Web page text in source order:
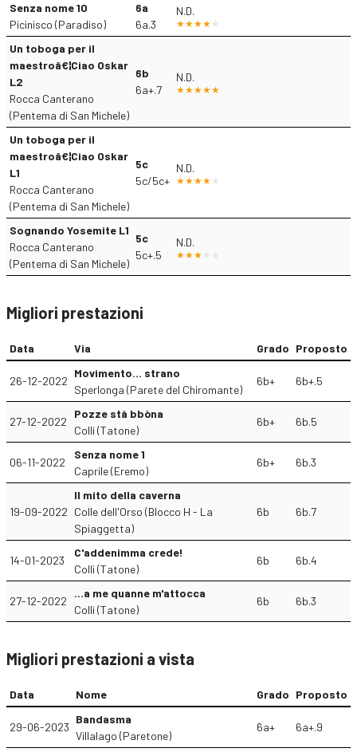
Senza nome 10
Picinisco (Paradiso)
6a
6a.3
N.D.
Un toboga per il
maestroâ€¦Ciao Oskar
L2
Rocca Canterano
(Pentema di San Michele)
6b
6a+.7
N.D.
Un toboga per il
maestroâ€¦Ciao Oskar
L1
Rocca Canterano
(Pentema di San Michele)
5c
5c/5c+
N.D.
Sognando Yosemite L1
Rocca Canterano
(Pentema di San Michele)
5c
5c+.5
N.D.
Migliori prestazioni
Data Via Grado Proposto
26-12-2022
Movimento... strano
Sperlonga (Parete del Chiromante)
6b+ 6b+.5
27-12-2022
Pozze stà bbòna
Colli (Tatone)
6b+ 6b.5
06-11-2022
Senza nome 1
Caprile (Eremo)
6b+ 6b.3
19-09-2022
Il mito della caverna
Colle dell'Orso (Blocco H - La
Spiaggetta)
6b 6b.7
14-01-2023
C'addenimma crede!
Colli (Tatone)
6b 6b.4
27-12-2022
...a me quanne m'attocca
Colli (Tatone)
6b 6b.3
Migliori prestazioni a vista
Data Nome Grado Proposto
29-06-2023
Bandasma
Villalago (Paretone)
6a+ 6a+.9